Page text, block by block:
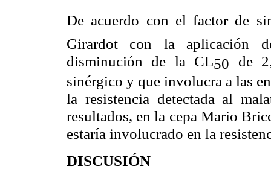
De acuerdo con el factor de
Girardot con la aplicación
disminución de la CL50 de
sinérgico y que involucra a las
la resistencia detectada al
resultados, en la cepa Mario
estaría involucrado en la
DISCUSIÓN